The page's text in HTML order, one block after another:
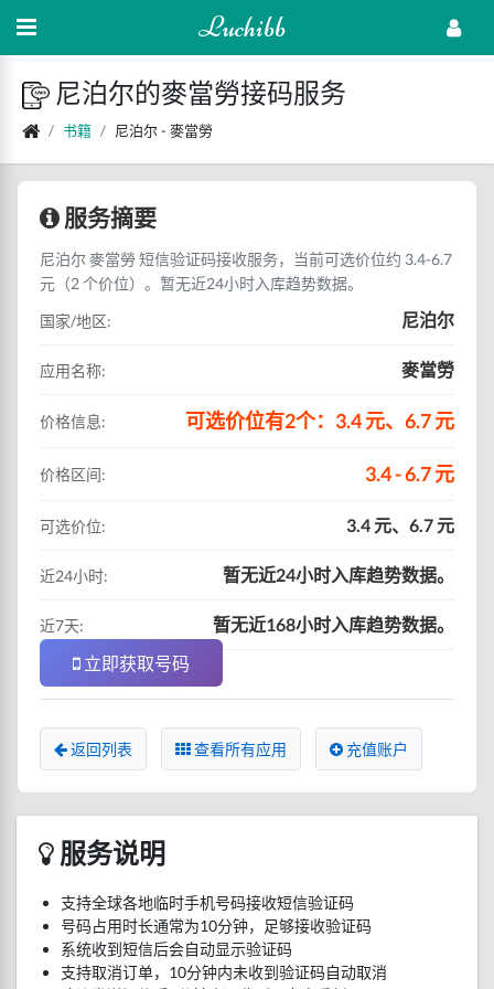
Luchibb
尼泊尔的麥當勞接码服务
书籍 尼泊尔 - 麥當勞
服务摘要
尼泊尔 麥當勞 短信验证码接收服务，当前可选价位约 3.4-6.7
元（2 个价位）。暂无近24小时入库趋势数据。
国家/地区:
尼泊尔
应用名称: 麥當勞
价格信息: 可选价位有2个：3.4 元、6.7 元
价格区间: 3.4 - 6.7 元
可选价位: 3.4 元、6.7 元
近24小时: 暂无近24小时入库趋势数据。
近7天:
暂无近168小时入库趋势数据。
立即获取号码
返回列表 查看所有应用 充值账户
服务说明
支持全球各地临时手机号码接收短信验证码
号码占用时长通常为10分钟，足够接收验证码
系统收到短信后会自动显示验证码
支持取消订单，10分钟内未收到验证码自动取消